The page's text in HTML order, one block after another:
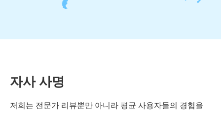
자사 사명
저희는 전문가 리뷰뿐만 아니라 평균 사용자들의 경험을